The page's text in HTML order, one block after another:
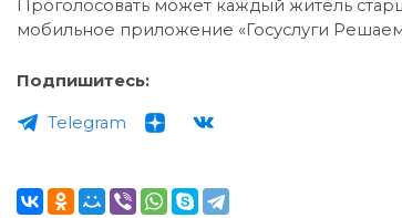
Проголосовать может каждый житель
мобильное приложение «Госуслуги
Подпишитесь:
Telegram